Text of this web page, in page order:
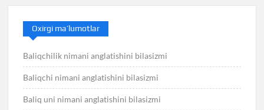
Oxirgi ma’lumotlar
Baliqchilik nimani anglatishini bilasizmi
Baliqchi nimani anglatishini bilasizmi
Baliq uni nimani anglatishini bilasizmi